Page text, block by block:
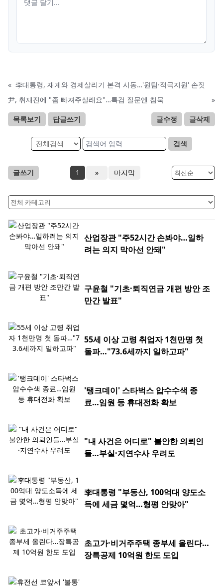
« 李대통령, 재계와 경제살리기 본격 시동…'원팀·적극지원' 손짓
尹, 취재진에 "좀 빠져주실래요"…특검 질문엔 침묵
»
목록보기 답글쓰기 글수정 글삭제
검색
글쓰기 1 » 마지막
산업장관 "주52시간 손봐야…일하
려는 의지 막아선 안돼"
구윤철 "기초·퇴직연금 개편 방안 조
만간 발표"
55세 이상 고령 취업자 1천만명 첫
돌파…"73.6세까지 일하고파"
'탱크데이' 스타벅스 압수수색 종
료…임원 등 휴대전화 확보
"내 사건은 어디로" 불안한 의뢰인
들…부실·지연수사 우려도
李대통령 "부동산, 100억대 양도소
득에 세금 몇억…형평 안맞아"
초고가·비거주주택 종부세 올린다…
장특공제 10억원 한도 도입